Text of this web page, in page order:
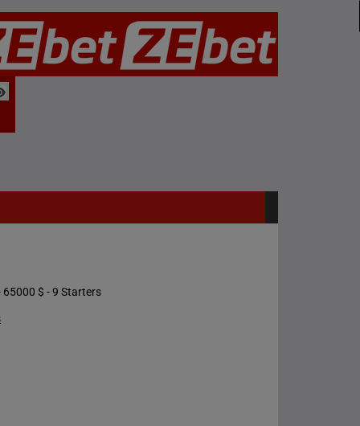
65000 $ - 9 Starters